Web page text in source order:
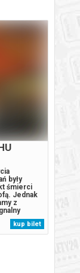
były
śmierci
Jednak
z
z
impreza,...
kup bilet
Choć